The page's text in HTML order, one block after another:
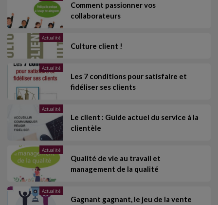
Comment passionner vos
collaborateurs
Actualité
Culture client !
Actualité
Les 7 conditions pour satisfaire et
fidéliser ses clients
Actualité
Le client : Guide actuel du service à la
clientèle
Actualité
Qualité de vie au travail et
management de la qualité
Actualité
Gagnant gagnant, le jeu de la vente